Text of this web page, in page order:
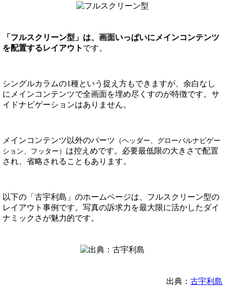
「フルスクリーン型」は、画面いっぱいにメインコンテンツ
を配置するレイアウト です。
シングルカラムの1種という捉え方もできますが、余白なし
にメインコンテンツで全画面を埋め尽くすのが特徴です。サ
イドナビゲーションはありません。
メインコンテンツ以外のパーツ （ヘッダー、グローバルナビゲー
ション、フッター） は控えめです。必要最低限の大きさで配置
され、省略されることもあります。
以下の「古宇利島」のホームページは、フルスクリーン型の
レイアウト事例です。写真の訴求力を最大限に活かしたダイ
ナミックさが魅力的です。
出典： 古宇利島